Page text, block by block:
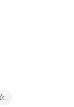
「AFTEE先享後付」
，可透過四大超商／
成。
示為準，若有關於
「AFTEE先享後付
home